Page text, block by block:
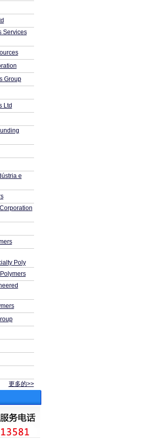
Services
Group
Ltd
e
Poly
更多的>>